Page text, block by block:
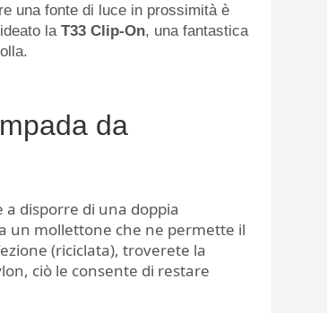
una fonte di luce in prossimità è
laT33 Clip-On, una fantastica
da
disporre di una doppia
un mollettone che ne permette il
(riciclata), troverete la
ciò le consente di restare